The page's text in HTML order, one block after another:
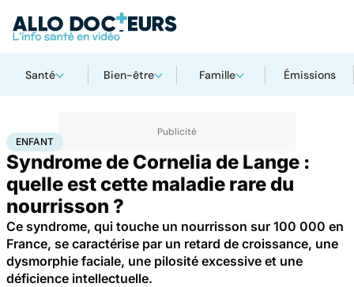
Santé Bien-être Famille Émissions
AccueilSanté Maladies raresEnfant
ENFANT
Syndrome de Cornelia de Lange :
quelle est cette maladie rare du
nourrisson ?
Ce syndrome, qui touche un nourrisson sur 100 000 en
France, se caractérise par un retard de croissance, une
dysmorphie faciale, une pilosité excessive et une
déficience intellectuelle.